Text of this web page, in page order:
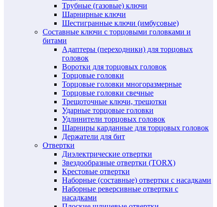
Трубные (газовые) ключи
Шарнирные ключи
Шестигранные ключи (имбусовые)
Составные ключи с торцовыми головками и
битами
Адаптеры (переходники) для торцовых
головок
Воротки для торцовых головок
Торцовые головки
Торцовые головки многоразмерные
Торцовые головки свечные
Трещоточные ключи, трещотки
Ударные торцовые головки
Удлинители торцовых головок
Шарниры карданные для торцовых головок
Держатели для бит
Отвертки
Диэлектрические отвертки
Звездообразные отвертки (TORX)
Крестовые отвертки
Наборные (составные) отвертки с насадками
Наборные реверсивные отвертки с
насадками